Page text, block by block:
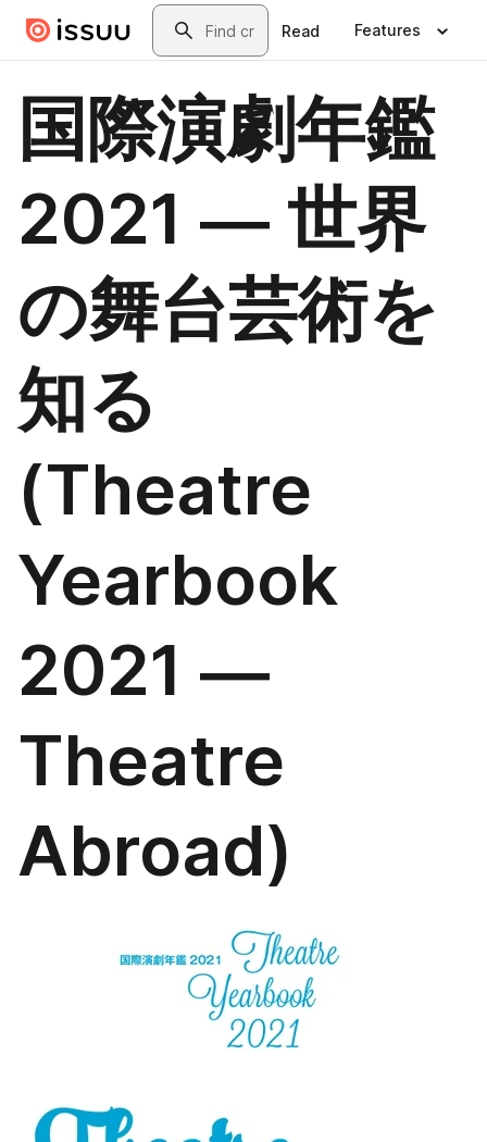
Skip to main contentSearch
Read Features
国際演劇年鑑
2021 ― 世界
の舞台芸術を
知る
(Theatre
Yearbook
2021 ―
Theatre
Abroad)